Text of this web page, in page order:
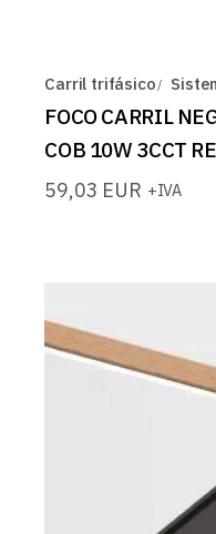
Carril trifásico
FOCO CARRIL
COB 10W 3CCT
59,03 EUR +IVA